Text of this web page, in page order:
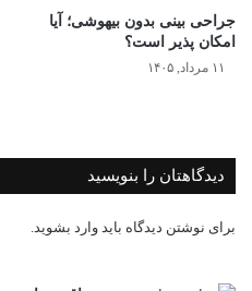
جراحی بینی بدون بیهوشی؛ آیا
امکان پذیر است؟
۱۱ مرداد, ۱۴۰۵
دیدگاهتان را بنویسید
برای نوشتن دیدگاه باید وارد بشوید.